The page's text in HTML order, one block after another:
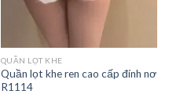
QUẦN LỌT KHE
Quần lọt khe ren cao cấp đính nơ
R1114